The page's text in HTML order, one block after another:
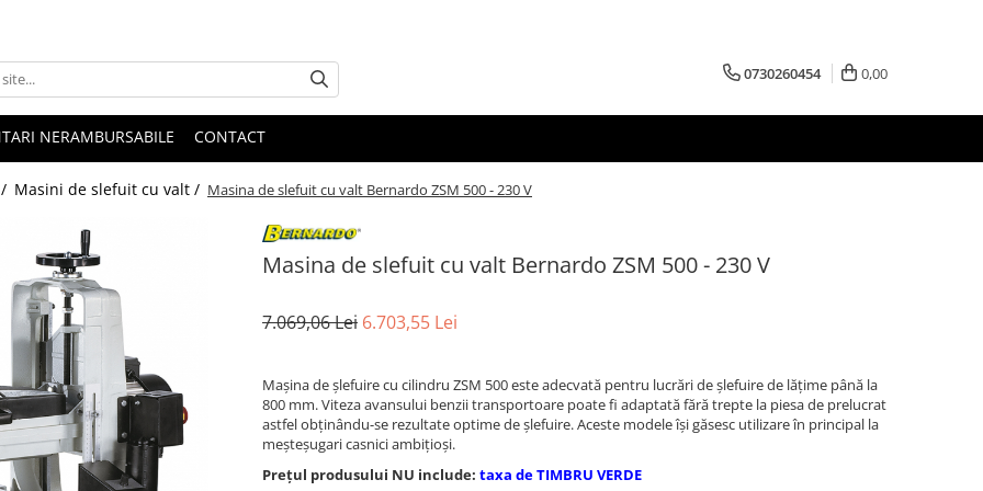
0730260454 0,00
NERAMBURSABILE CONTACT
Masini de slefuit cu valt / Masina de slefuit cu valt Bernardo ZSM 500 - 230 V
Masina de slefuit cu valt Bernardo ZSM 500 - 230 V
7.069,06 Lei 6.703,55 Lei
Maşina de şlefuire cu cilindru ZSM 500 este adecvată pentru lucrări de şlefuire de lăţime până la
800 mm. Viteza avansului benzii transportoare poate fi adaptată fără trepte la piesa de prelucrat
astfel obţinându-se rezultate optime de şlefuire. Aceste modele îşi găsesc utilizare în principal la
meşteşugari casnici ambiţioşi.
Prețul produsului NU include: taxa de TIMBRU VERDE